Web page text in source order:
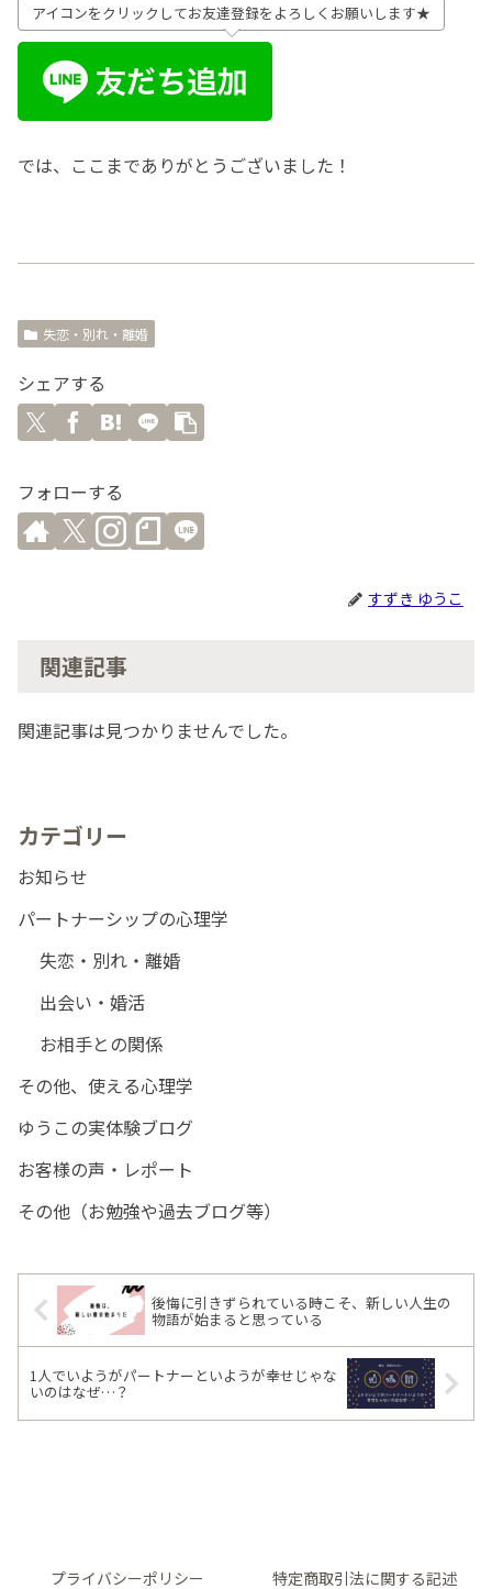
アイコンをクリックしてお友達登録をよろしくお願いします★
では、ここまでありがとうございました！
失恋・別れ・離婚
シェアする
フォローする
すずき ゆうこ
関連記事
関連記事は見つかりませんでした。
カテゴリー
お知らせ
パートナーシップの心理学
失恋・別れ・離婚
出会い・婚活
お相手との関係
その他、使える心理学
ゆうこの実体験ブログ
お客様の声・レポート
その他（お勉強や過去ブログ等）
後悔に引きずられている時こそ、新しい人生の
物語が始まると思っている
1人でいようがパートナーといようが幸せじゃな
いのはなぜ…？
プライバシーポリシー 特定商取引法に関する記述